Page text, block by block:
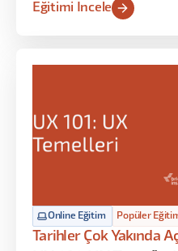
içerikte, kullanıcı
Eğitimi İncele
Online Eğitim Popüler
Tarihler Çok Yakında